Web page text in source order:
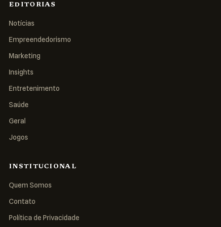
EDITORIAS
Notícias
Empreendedorismo
Marketing
Insights
Entretenimento
Saúde
Geral
Jogos
INSTITUCIONAL
Quem Somos
Contato
Política de Privacidade